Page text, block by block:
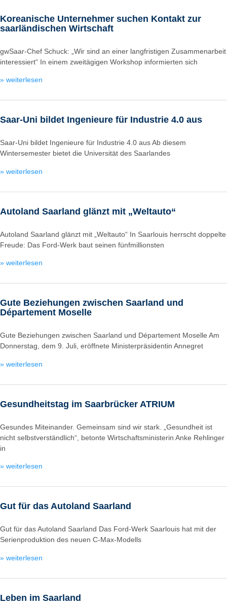
Koreanische Unternehmer suchen Kontakt zur
saarländischen Wirtschaft
gwSaar-Chef Schuck: „Wir sind an einer langfristigen Zusammenarbeit
interessiert“ In einem zweitägigen Workshop informierten sich
» weiterlesen
Saar-Uni bildet Ingenieure für Industrie 4.0 aus
Saar-Uni bildet Ingenieure für Industrie 4.0 aus Ab diesem
Wintersemester bietet die Universität des Saarlandes
» weiterlesen
Autoland Saarland glänzt mit „Weltauto“
Autoland Saarland glänzt mit „Weltauto“ In Saarlouis herrscht doppelte
Freude: Das Ford-Werk baut seinen fünfmillionsten
» weiterlesen
Gute Beziehungen zwischen Saarland und
Département Moselle
Gute Beziehungen zwischen Saarland und Département Moselle Am
Donnerstag, dem 9. Juli, eröffnete Ministerpräsidentin Annegret
» weiterlesen
Gesundheitstag im Saarbrücker ATRIUM
Gesundes Miteinander. Gemeinsam sind wir stark. „Gesundheit ist
nicht selbstverständlich“, betonte Wirtschaftsministerin Anke Rehlinger
in
» weiterlesen
Gut für das Autoland Saarland
Gut für das Autoland Saarland Das Ford-Werk Saarlouis hat mit der
Serienproduktion des neuen C-Max-Modells
» weiterlesen
Leben im Saarland